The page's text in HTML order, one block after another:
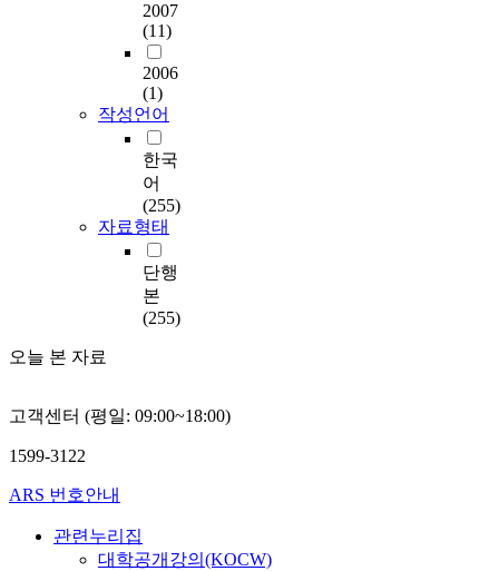
2007
(11)
2006
(1)
작성언어
한국
어
(255)
자료형태
단행
본
(255)
오늘 본 자료
고객센터 (평일: 09:00~18:00)
1599-3122
ARS 번호안내
관련누리집
대학공개강의(KOCW)